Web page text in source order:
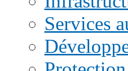
Services